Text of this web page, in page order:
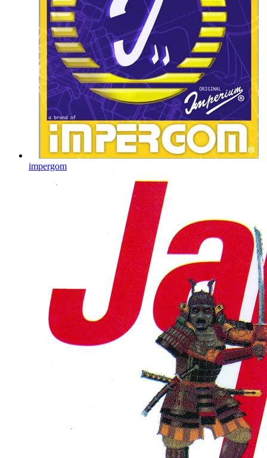
impergom